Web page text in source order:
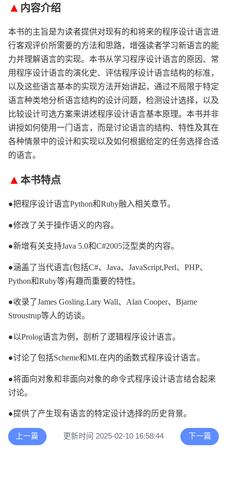
▲ 内容介绍
本书的主旨是为读者提供对现有的和将来的程序设计语言进
行客观评价所需要的方法和思路，增强读者学习新语言的能
力并理解语言的实现。本书从学习程序设计语言的原因、常
用程序设计语言的演化史、评估程序设计语言结构的标准，
以及这些语言基本的实现方法开始讲起，通过不局限于特定
语言种类地分析语言结构的设计问题，检测设计选择，以及
比较设计可选方案来讲述程序设计语言基本原理。本书并非
讲授如何使用一门语言，而是讨论语言的结构、特性及其在
各种情景中的设计和实现以及如何根据给定的任务选择合适
的语言。
▲ 本书特点
●把程序设计语言Python和Ruby融入相关章节。
●修改了关于操作语义的内容。
●新增有关支持Java 5.0和C#2005泛型类的内容。
●涵盖了当代语言(包括C#、Java、JavaScript,Perl、PHP、
Python和Ruby等)有趣而重要的特性。
●收录了James Gosling.Lary Wall、Alan Cooper、Bjarne
Stroustrup等人的访谈。
●以Prolog语言为例，剖析了逻辑程序设计语言。
●讨论了包括Scheme和ML在内的函数式程序设计语言。
●将面向对象和非面向对象的命令式程序设计语言结合起来
讨论。
●提供了产生现有语言的特定设计选择的历史背景。
上一篇 更新时间 2025-02-10 16:58:44 下一篇